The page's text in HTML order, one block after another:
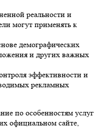
реальности и
могут применять к
демографических
и других важных
эффективности и
рекламных
по особенностям услуг
официальном сайте,